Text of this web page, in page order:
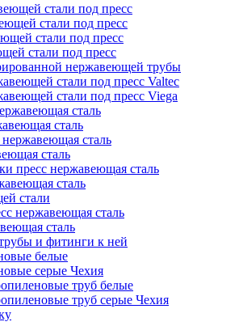
стали под пресс
стали под пресс
стали под пресс
стали под пресс
нержавеющей трубы
стали под пресс Valtec
стали под пресс Viega
сталь
сталь
сталь
сталь
пресс нержавеющая сталь
сталь
стали
нержавеющая сталь
сталь
и фитинги к ней
белые
серые Чехия
труб белые
труб серые Чехия